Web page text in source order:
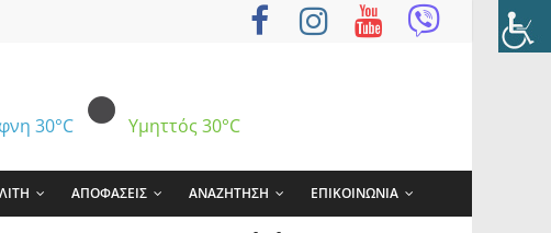
30°C Υμηττός 30°C
ΑΠΟΦΑΣΕΙΣ ΑΝΑΖΗΤΗΣΗ ΕΠΙΚΟΙΝΩΝΙΑ